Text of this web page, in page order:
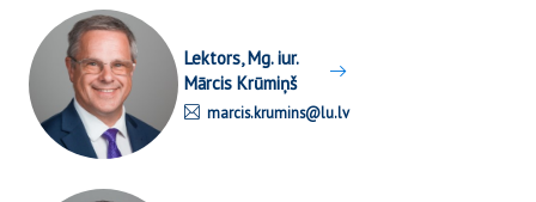
Lektors, Mg. iur.
Mārcis Krūmiņš
marcis.krumins@lu.lv